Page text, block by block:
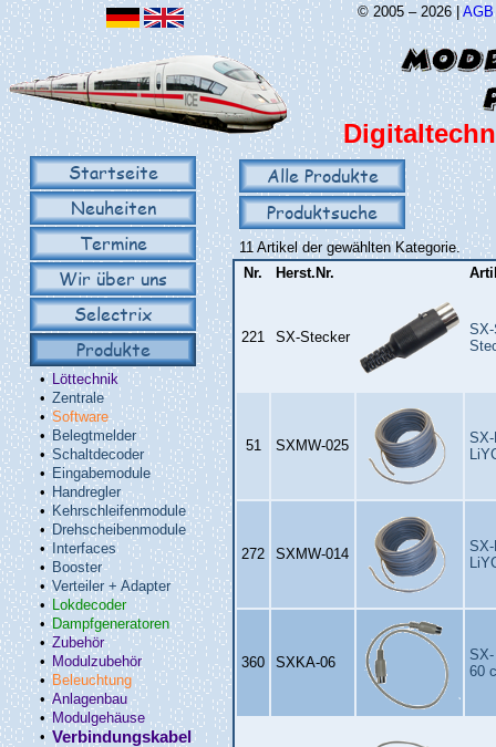
© 2005 – 2026 |AGB
Startseite
Neuheiten
Termine
Wir über uns
Selectrix
Produkte
• Löttechnik
• Zentrale
• Software
• Belegtmelder
•Schaltdecoder
• Eingabemodule
• Handregler
• Kehrschleifenmodule
• Drehscheibenmodule
• Interfaces
• Booster
• Verteiler + Adapter
• Lokdecoder
• Dampfgeneratoren
•Zubehör
• Modulzubehör
• Beleuchtung
•Anlagenbau
• Modulgehäuse
•Verbindungskabel
Alle Produkte
Produktsuche
11 Artikel der gewählten Kategorie.
Nr.
Herst.Nr.
221 SX‑Stecker
51 SXMW‑025
272 SXMW‑014
360 SXKA‑06
60